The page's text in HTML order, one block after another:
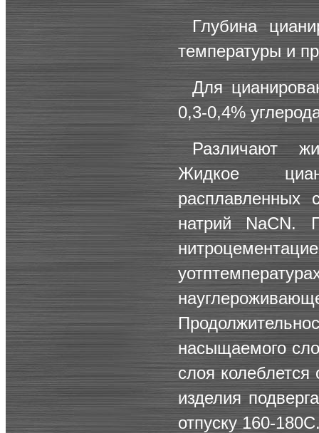
Глубина
температуры и
Для
0,3-0,4%
Различают
Жидкое
расплавленных
натрий NaCN.
насыщаемого
слоя
изделия
отпуску 160-